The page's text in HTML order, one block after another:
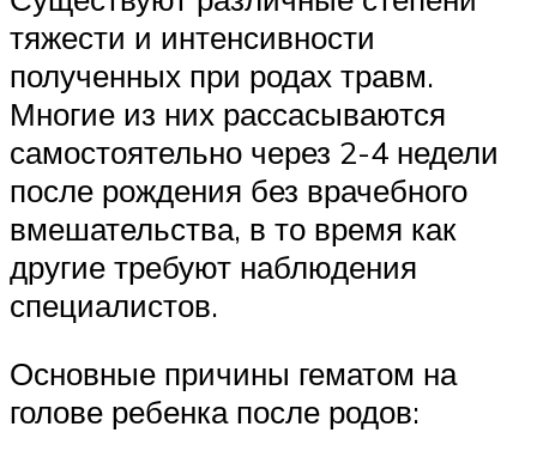
тяжести и интенсивности
полученных при родах травм.
Многие из них рассасываются
самостоятельно через 2-4 недели
после рождения без врачебного
вмешательства, в то время как
другие требуют наблюдения
специалистов.
Основные причины гематом на
голове ребенка после родов: